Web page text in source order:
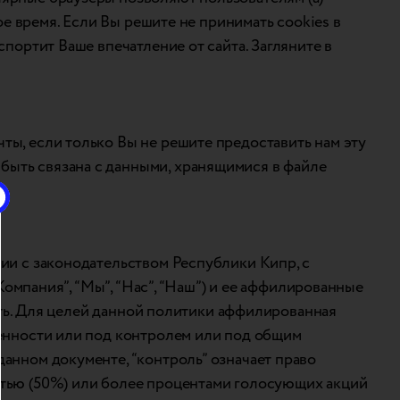
время. Если Вы решите не принимать cookies в
Ваше впечатление от сайта. Загляните в
если только Вы не решите предоставить нам эту
связана с данными, хранящимися в файле
с законодательством Республики Кипр, с
“Мы”, “Нас”, “Наш”) и ее аффилированные
Для целей данной политики аффилированная
или под контролем или под общим
документе, “контроль” означает право
(50%) или более процентами голосующих акций